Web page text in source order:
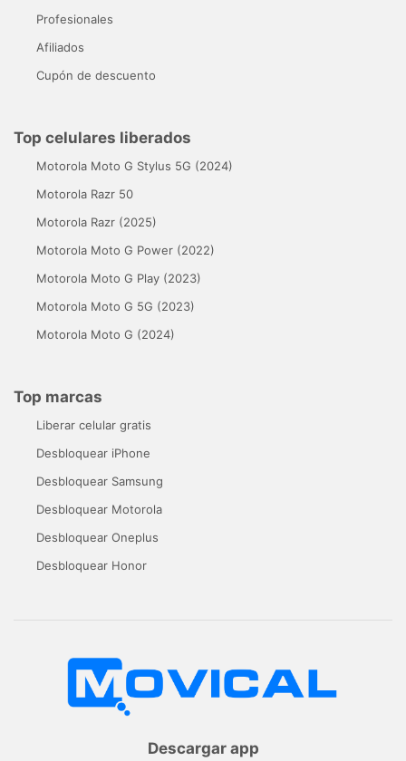
Profesionales
Afiliados
Cupón de descuento
Top celulares liberados
Motorola Moto G Stylus 5G (2024)
Motorola Razr 50
Motorola Razr (2025)
Motorola Moto G Power (2022)
Motorola Moto G Play (2023)
Motorola Moto G 5G (2023)
Motorola Moto G (2024)
Top marcas
Liberar celular gratis
Desbloquear iPhone
Desbloquear Samsung
Desbloquear Motorola
Desbloquear Oneplus
Desbloquear Honor
Descargar app